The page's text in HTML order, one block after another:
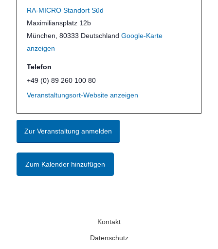
RA-MICRO Standort Süd
Maximiliansplatz 12b
München, 80333 Deutschland Google-Karte
anzeigen
Telefon
+49 (0) 89 260 100 80
Veranstaltungsort-Website anzeigen
Zur Veranstaltung anmelden
Zum Kalender hinzufügen
Kontakt
Datenschutz